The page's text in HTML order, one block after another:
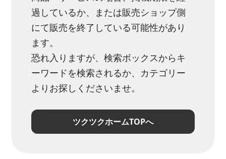
過しているか、または販売ショップ側
にて販売を終了している可能性があり
ます。
恐れ入りますが、検索ボックスからキ
ーワードを検索されるか、カテゴリー
よりお探しくださいませ。
ツクツクホームTOPへ